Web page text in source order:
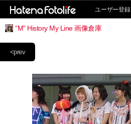
ユーザー登録
“M” History My Line 画像倉庫
<prev